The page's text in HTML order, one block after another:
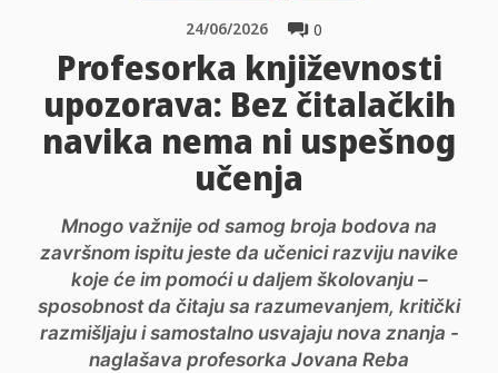
0
24/06/2026
Profesorka književnosti
upozorava: Bez čitalačkih
navika nema ni uspešnog
učenja
Mnogo važnije od samog broja bodova na
završnom ispitu jeste da učenici razviju navike
koje će im pomoći u daljem školovanju –
sposobnost da čitaju sa razumevanjem, kritički
razmišljaju i samostalno usvajaju nova znanja -
naglašava profesorka Jovana Reba